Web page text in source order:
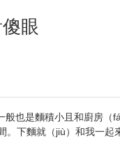
眼
也是麵積小且和廚房（
下麵就（jiù）和我一起